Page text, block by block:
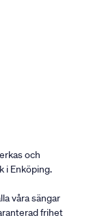
och
i Enköping.
våra sängar
frihet